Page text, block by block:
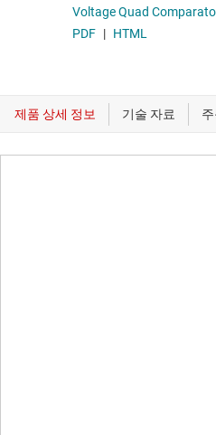
Voltage Quad
PDF | HTML